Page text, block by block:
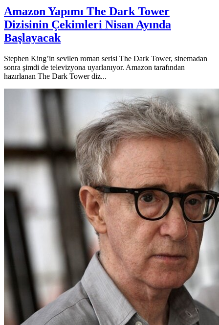
Amazon Yapımı The Dark Tower
Dizisinin Çekimleri Nisan Ayında
Başlayacak
Stephen King’in sevilen roman serisi The Dark Tower, sinemadan
sonra şimdi de televizyona uyarlanıyor. Amazon tarafından
hazırlanan The Dark Tower diz...